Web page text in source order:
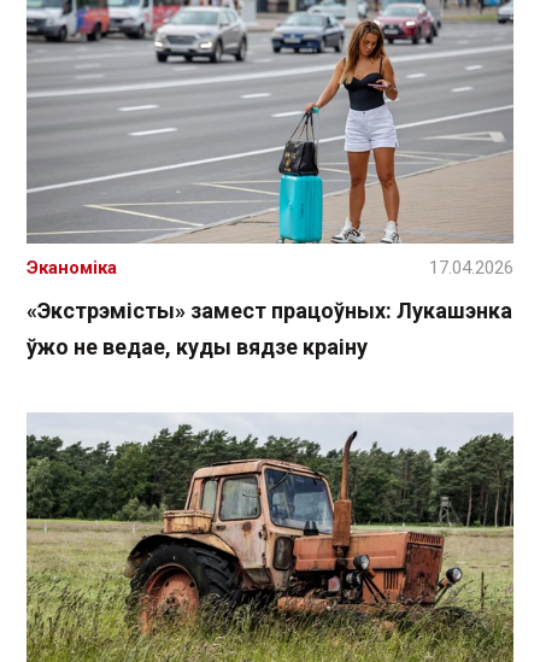
«Экстрэмісты» замест працоўных: Лукашэнка
ўжо не ведае, куды вядзе краіну
Эканоміка 17.04.2026